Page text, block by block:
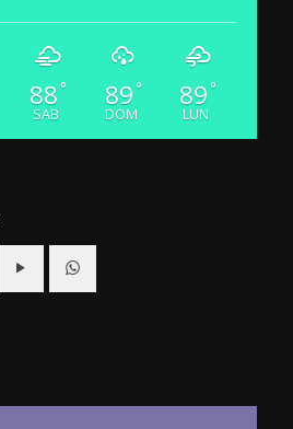
88 °
SAB
89 °
DOM
89 °
LUN